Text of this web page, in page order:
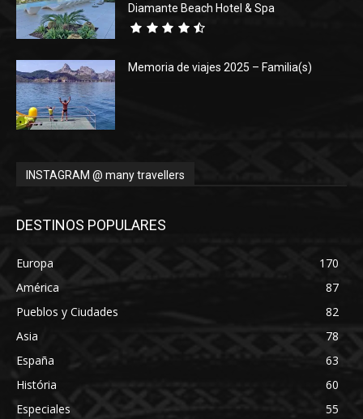
Diamante Beach Hotel & Spa
Memoria de viajes 2025 – Familia(s)
INSTAGRAM @ many travellers
DESTINOS POPULARES
Europa
170
América
87
Pueblos y Ciudades
82
Asia
78
España
63
História
60
Especiales
55